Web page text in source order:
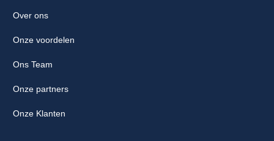
Over ons
Onze voordelen
Ons Team
Onze partners
Onze Klanten